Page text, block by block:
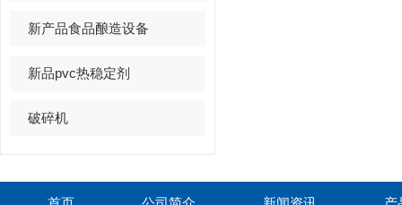
新产品食品酿造设备
新品pvc热稳定剂
破碎机